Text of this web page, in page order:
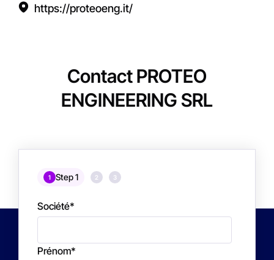
https://proteoeng.it/
Contact PROTEO
ENGINEERING SRL
1 Step 1 2 3
Société*
Prénom*